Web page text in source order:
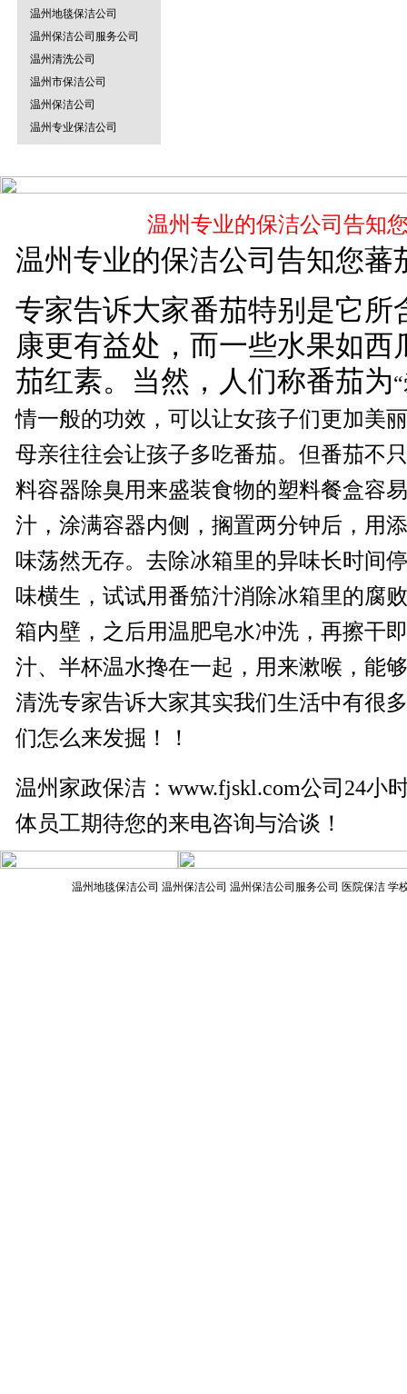
温州物业保洁
温州杀虫灭鼠
温州石材翻新
温州管道疏通
保洁产品研发
地毯干洗机
空气监测仪
洗地车
石材翻新机
高空作业吊篮
高空作业吊板、安全带
大功率吸粪车
升降机
温州地毯保洁公司
温州保洁公司服务公司
温州清洗公司
温州市保洁公司
温州保洁公司
温州专业保洁公司
温州专业的保洁公司告知
温州专业的保洁公司告知您蕃
专家告诉大家番茄特别是它所
康更有益处，而一些水果如
茄红素。当然，人们称番茄为“
情一般的功效，可以让女孩子们更加美
母亲往往会让孩子多吃番茄。但番茄不
料容器除臭用来盛装食物的塑料餐盒容
汁，涂满容器内侧，搁置两分钟后，用
味荡然无存。去除冰箱里的异味长时间
味横生，试试用番笳汁消除冰箱里的腐
箱内壁，之后用温肥皂水冲洗，再擦干
汁、半杯温水搀在一起，用来漱喉，能
清洗专家告诉大家其实我们生活中有很
们怎么来发掘！！
温州家政保洁： www.fjskl.com公司24小
体员工期待您的来电咨询与洽谈！
温州地毯保洁公司 温州保洁公司 温州保洁公司服务公司 医院保洁 学